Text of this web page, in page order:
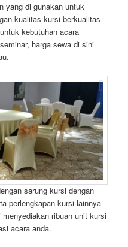
yang di gunakan untuk
kualitas kursi berkualitas
kebutuhan acara
harga sewa di sini
sarung kursi dengan
perlengkapan kursi lainnya
ribuan unit kursi
acara anda.